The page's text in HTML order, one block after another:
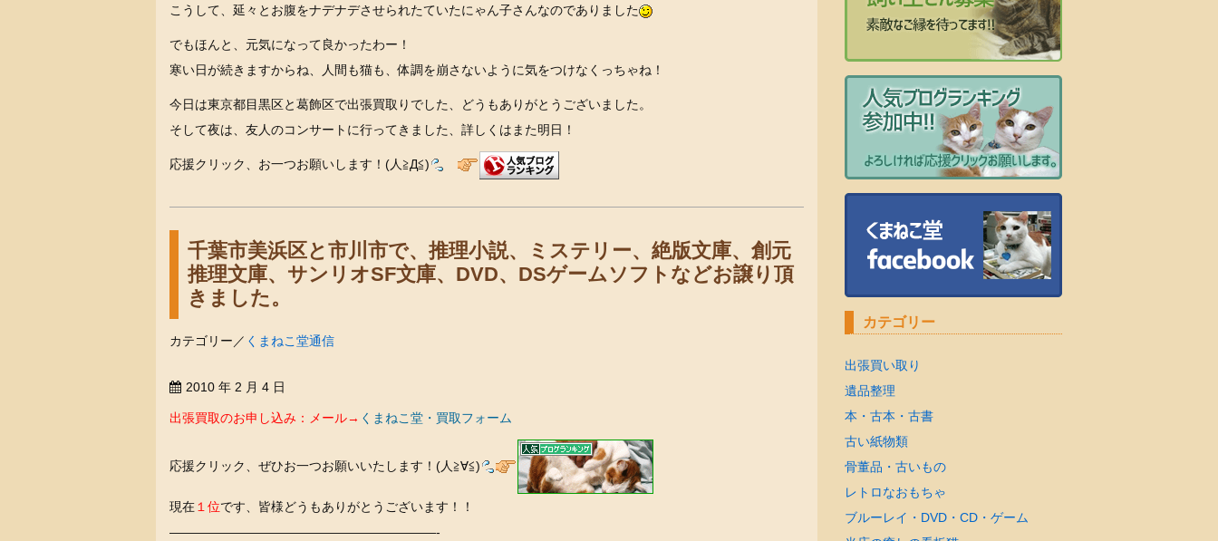
こうして、延々とお腹をナデナデさせられたていたにゃん子さんなのでありました
でもほんと、元気になって良かったわー！
寒い日が続きますからね、人間も猫も、体調を崩さないように気をつけなくっちゃね！
今日は東京都目黒区と葛飾区で出張買取りでした、どうもありがとうございました。
そして夜は、友人のコンサートに行ってきました、詳しくはまた明日！
応援クリック、お一つお願いします！(人≧Д≦)
千葉市美浜区と市川市で、推理小説、ミステリー、絶版文庫、創元
推理文庫、サンリオSF文庫、DVD、DSゲームソフトなどお譲り頂
きました。
カテゴリー／ くまねこ堂通信
2010 年 2 月 4 日
出張買取のお申し込み：メール→ くまねこ堂・買取フォーム
応援クリック、ぜひお一つお願いいたします！(人≧∀≦)
現在１位です、皆様どうもありがとうございます！！
—————————————————————-
カテゴリー
出張買い取り
遺品整理
本・古本・古書
古い紙物類
骨董品・古いもの
レトロなおもちゃ
ブルーレイ・DVD・CD・ゲーム